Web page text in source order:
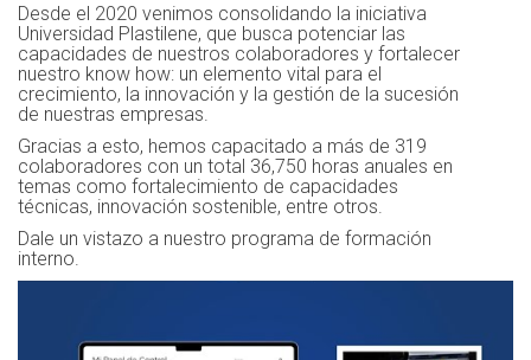
Desde el 2020 venimos consolidando la iniciativa
Universidad Plastilene, que busca potenciar las
capacidades de nuestros colaboradores y fortalecer
nuestro know how: un elemento vital para el
crecimiento, la innovación y la gestión de la sucesión
de nuestras empresas.
Gracias a esto, hemos capacitado a más de 319
colaboradores con un total 36,750 horas anuales en
temas como fortalecimiento de capacidades
técnicas, innovación sostenible, entre otros.
Dale un vistazo a nuestro programa de formación
interno.